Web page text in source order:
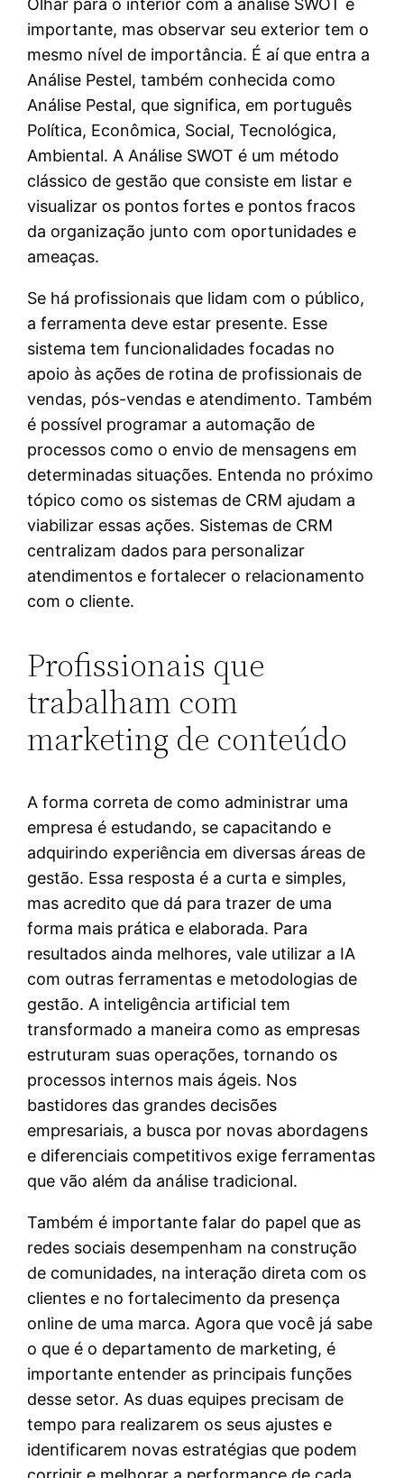
Olhar para o interior com a análise SWOT é
importante, mas observar seu exterior tem o
mesmo nível de importância. É aí que entra a
Análise Pestel, também conhecida como
Análise Pestal, que significa, em português
Política, Econômica, Social, Tecnológica,
Ambiental. A Análise SWOT é um método
clássico de gestão que consiste em listar e
visualizar os pontos fortes e pontos fracos
da organização junto com oportunidades e
ameaças.
Se há profissionais que lidam com o público,
a ferramenta deve estar presente. Esse
sistema tem funcionalidades focadas no
apoio às ações de rotina de profissionais de
vendas, pós-vendas e atendimento. Também
é possível programar a automação de
processos como o envio de mensagens em
determinadas situações. Entenda no próximo
tópico como os sistemas de CRM ajudam a
viabilizar essas ações. Sistemas de CRM
centralizam dados para personalizar
atendimentos e fortalecer o relacionamento
com o cliente.
Profissionais que
trabalham com
marketing de conteúdo
A forma correta de como administrar uma
empresa é estudando, se capacitando e
adquirindo experiência em diversas áreas de
gestão. Essa resposta é a curta e simples,
mas acredito que dá para trazer de uma
forma mais prática e elaborada. Para
resultados ainda melhores, vale utilizar a IA
com outras ferramentas e metodologias de
gestão. A inteligência artificial tem
transformado a maneira como as empresas
estruturam suas operações, tornando os
processos internos mais ágeis. Nos
bastidores das grandes decisões
empresariais, a busca por novas abordagens
e diferenciais competitivos exige ferramentas
que vão além da análise tradicional.
Também é importante falar do papel que as
redes sociais desempenham na construção
de comunidades, na interação direta com os
clientes e no fortalecimento da presença
online de uma marca. Agora que você já sabe
o que é o departamento de marketing, é
importante entender as principais funções
desse setor. As duas equipes precisam de
tempo para realizarem os seus ajustes e
identificarem novas estratégias que podem